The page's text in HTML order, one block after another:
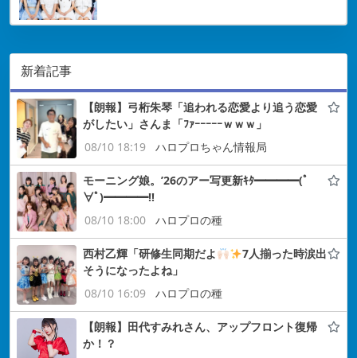
新着記事
【朗報】弓桁朱琴「追われる恋愛より追う恋愛
がしたい」さんま「ﾌｧｰｰｰｰｰｗｗｗ」
08/10 18:19
ハロプロちゃん情報局
モーニング娘。’26のアー写更新ｷﾀ━━━━(ﾟ
∀ﾟ)━━━━!!
08/10 18:00
ハロプロの種
西村乙輝「研修生同期だよ
7人揃った時涙出
そうになったよね」
08/10 16:09
ハロプロの種
【朗報】田代すみれさん、アップフロント復帰
か！？